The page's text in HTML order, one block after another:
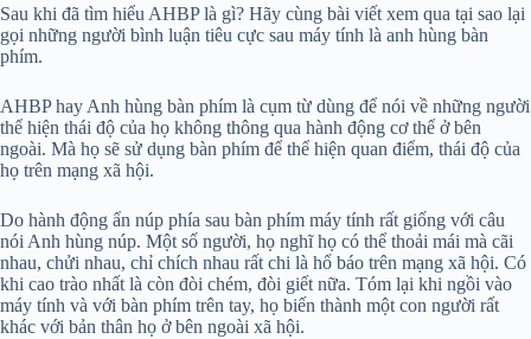
Sau khi đã tìm hiểu AHBP là gì? Hãy cùng bài viết xem qua tại sao lại
gọi những người bình luận tiêu cực sau máy tính là anh hùng bàn
phím.
AHBP hay Anh hùng bàn phím là cụm từ dùng để nói về những người
thể hiện thái độ của họ không thông qua hành động cơ thể ở bên
ngoài. Mà họ sẽ sử dụng bàn phím để thể hiện quan điểm, thái độ của
họ trên mạng xã hội.
Do hành động ẩn núp phía sau bàn phím máy tính rất giống với câu
nói Anh hùng núp. Một số người, họ nghĩ họ có thể thoải mái mà cãi
nhau, chửi nhau, chỉ chích nhau rất chi là hổ báo trên mạng xã hội. Có
khi cao trào nhất là còn đòi chém, đòi giết nữa. Tóm lại khi ngồi vào
máy tính và với bàn phím trên tay, họ biến thành một con người rất
khác với bản thân họ ở bên ngoài xã hội.